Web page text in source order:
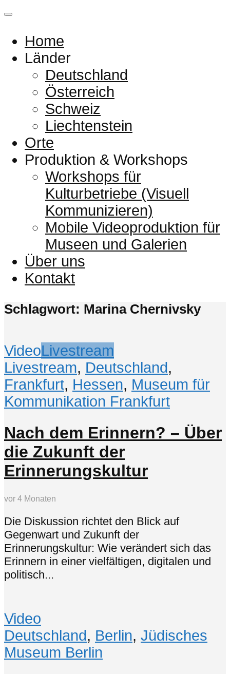
Home
Länder
Deutschland
Österreich
Schweiz
Liechtenstein
Orte
Produktion & Workshops
Workshops für
Kulturbetriebe (Visuell
Kommunizieren)
Mobile Videoproduktion für
Museen und Galerien
Über uns
Kontakt
Schlagwort: Marina Chernivsky
VideoLivestream
Livestream, Deutschland,
Frankfurt, Hessen, Museum für
Kommunikation Frankfurt
Nach dem Erinnern? – Über
die Zukunft der
Erinnerungskultur
vor 4 Monaten
Die Diskussion richtet den Blick auf
Gegenwart und Zukunft der
Erinnerungskultur: Wie verändert sich das
Erinnern in einer vielfältigen, digitalen und
politisch...
Video
Deutschland, Berlin, Jüdisches
Museum Berlin